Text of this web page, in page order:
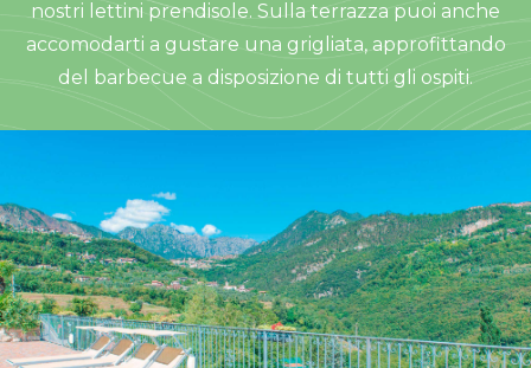
nostri lettini prendisole. Sulla terrazza puoi anche
accomodarti a gustare una grigliata, approfittando
del barbecue a disposizione di tutti gli ospiti.